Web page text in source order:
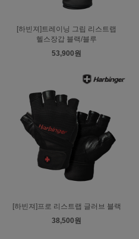
[하빈져]트레이닝 그립 리스트랩
헬스장갑 블랙/블루
53,900원
[하빈져]프로 리스트랩 글러브 블랙
38,500원